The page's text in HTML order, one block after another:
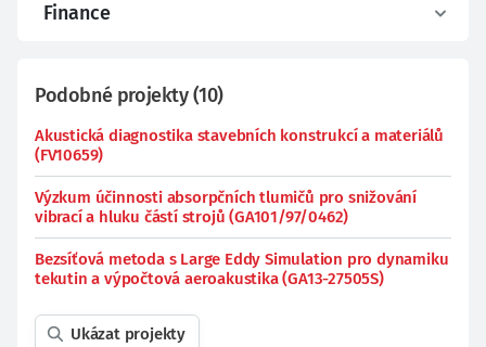
Finance
Podobné projekty(10)
Akustická diagnostika stavebních konstrukcí a materiálů
(FV10659)
Výzkum účinnosti absorpčních tlumičů pro snižování
vibrací a hluku částí strojů (GA101/97/0462)
Bezsíťová metoda s Large Eddy Simulation pro dynamiku
tekutin a výpočtová aeroakustika (GA13-27505S)
Ukázat projekty